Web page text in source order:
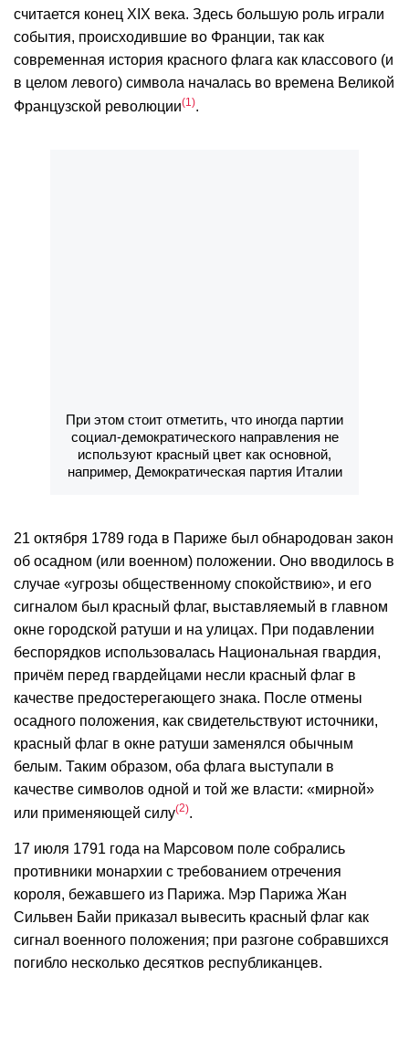
считается конец XIX века. Здесь большую роль играли
события, происходившие во Франции, так как
современная история красного флага как классового (и
в целом левого) символа началась во времена Великой
Французской революции 1 .
При этом стоит отметить, что иногда партии
социал-демократического направления не
используют красный цвет как основной,
например, Демократическая партия Италии
21 октября 1789 года в Париже был обнародован закон
об осадном (или военном) положении. Оно вводилось в
случае «угрозы общественному спокойствию», и его
сигналом был красный флаг, выставляемый в главном
окне городской ратуши и на улицах. При подавлении
беспорядков использовалась Национальная гвардия,
причём перед гвардейцами несли красный флаг в
качестве предостерегающего знака. После отмены
осадного положения, как свидетельствуют источники,
красный флаг в окне ратуши заменялся обычным
белым. Таким образом, оба флага выступали в
качестве символов одной и той же власти: «мирной»
или применяющей силу 2
17 июля 1791 года на Марсовом поле собрались
противники монархии с требованием отречения
короля, бежавшего из Парижа. Мэр Парижа Жан
Сильвен Байи приказал вывесить красный флаг как
сигнал военного положения; при разгоне собравшихся
погибло несколько десятков республиканцев.